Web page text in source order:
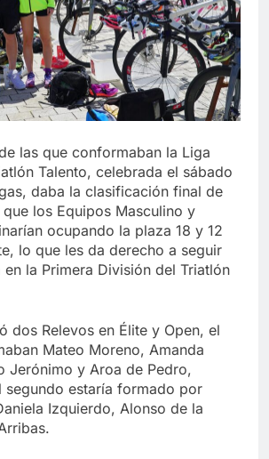
las que conformaban la Liga
Talento, celebrada el sábado
daba la clasificación final de
los Equipos Masculino y
ocupando la plaza 18 y 12
lo que les da derecho a seguir
en la Primera División del Triatlón
dos Relevos en Élite y Open, el
Mateo Moreno, Amanda
Jerónimo y Aroa de Pedro,
segundo estaría formado por
Izquierdo, Alonso de la